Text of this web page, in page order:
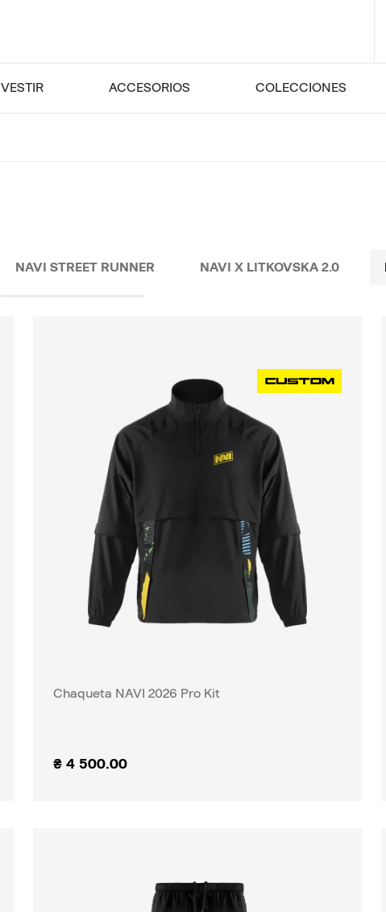
VESTIR ACCESORIOS COLECCIONES
NAVI STREET RUNNER NAVI X LITKOVSKA 2.0
Chaqueta NAVI 2026 Pro Kit
₴ 4 500.00